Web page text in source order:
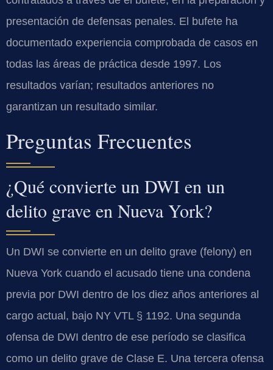
presentación de defensas penales. El bufete ha
documentado experiencia comprobada de casos en
todas las áreas de práctica desde 1997. Los
resultados varían; resultados anteriores no
garantizan un resultado similar.
Preguntas Frecuentes
¿Qué convierte un DWI en un
delito grave en Nueva York?
Un DWI se convierte en un delito grave (felony) en
Nueva York cuando el acusado tiene una condena
previa por DWI dentro de los diez años anteriores al
cargo actual, bajo NY VTL § 1192. Una segunda
ofensa de DWI dentro de ese período se clasifica
como un delito grave de Clase E. Una tercera ofensa